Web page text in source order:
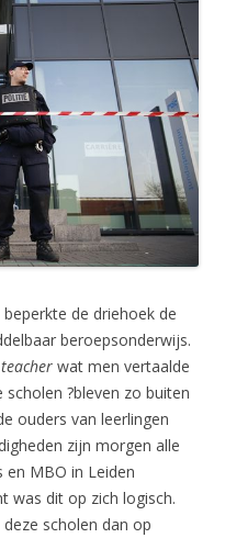
de driehoek de
beroepsonderwijs.
wat men vertaalde
?bleven zo buiten
ouders van leerlingen
zijn morgen alle
en MBO in Leiden
was dit op zich logisch.
scholen dan op